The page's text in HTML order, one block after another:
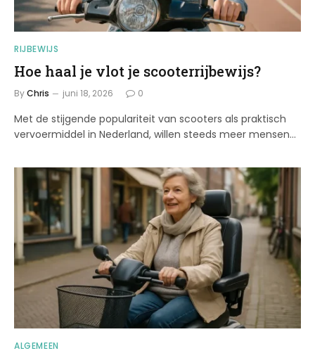
RIJBEWIJS
Hoe haal je vlot je scooterrijbewijs?
ByChris juni 18, 2026 0
Met de stijgende populariteit van scooters als praktisch
vervoermiddel in Nederland, willen steeds meer mensen…
ALGEMEEN